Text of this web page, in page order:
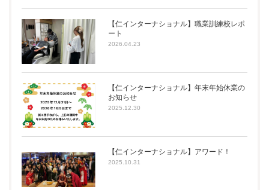
【仁インターナショナル】職業訓練校レポ
ート
2026.04.23
【仁インターナショナル】年末年始休業の
お知らせ
2025.12.30
【仁インターナショナル】アワード！
2025.10.31